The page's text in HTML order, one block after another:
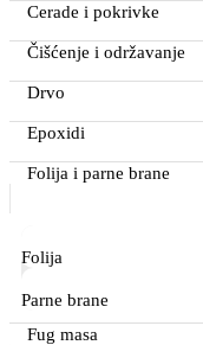
Cerade i pokrivke
Čišćenje i održavanje
Drvo
Epoxidi
Folija i parne brane
Folija
Parne brane
Fug masa